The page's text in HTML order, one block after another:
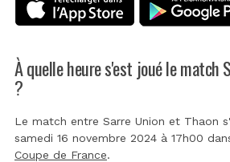
À quelle heure s'est joué le match
?
Le match entre Sarre Union et Thaon
samedi 16 novembre 2024 à 17h00
Coupe de France.